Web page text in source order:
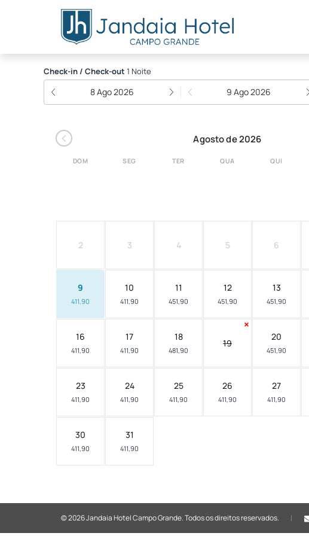
Jandaia Hotel Campo Grande
Check-in / Check-out 1 Noite
8 Ago 2026 9 Ago 2026
‹ Agosto de 2026
DOM SEG TER QUA QUI
2 3 4 5 6
9
411,90
10
411,90
11
451,90
12
451,90
13
451,90
16
411,90
17
411,90
18
481,90
19
20
451,90
23
411,90
24
411,90
25
411,90
26
411,90
27
411,90
30
411,90
31
411,90
© 2026 Jandaia Hotel Campo Grande.Todos os direitos reservados.